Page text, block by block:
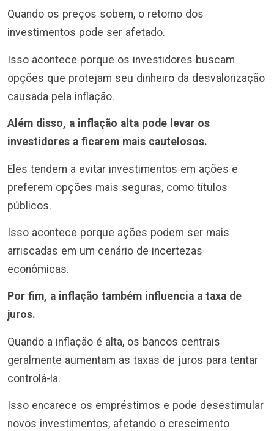
Quando os preços sobem, o retorno dos
investimentos pode ser afetado.
Isso acontece porque os investidores buscam
opções que protejam seu dinheiro da desvalorização
causada pela inflação.
Além disso, a inflação alta pode levar os
investidores a ficarem mais cautelosos.
Eles tendem a evitar investimentos em ações e
preferem opções mais seguras, como títulos
públicos.
Isso acontece porque ações podem ser mais
arriscadas em um cenário de incertezas
econômicas.
Por fim, a inflação também influencia a taxa de
juros.
Quando a inflação é alta, os bancos centrais
geralmente aumentam as taxas de juros para tentar
controlá-la.
Isso encarece os empréstimos e pode desestimular
novos investimentos, afetando o crescimento